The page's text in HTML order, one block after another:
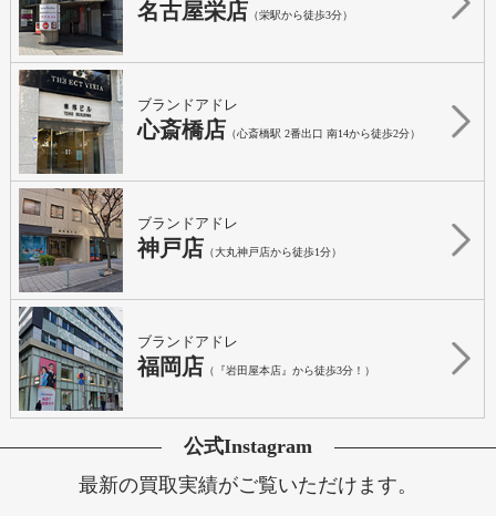
名古屋栄店 （栄駅から徒歩3分）
ブランドアドレ
心斎橋店 （心斎橋駅 2番出口 南14から徒歩2分）
ブランドアドレ
神戸店 （大丸神戸店から徒歩1分）
ブランドアドレ
福岡店 （『岩田屋本店』から徒歩3分！）
公式Instagram
最新の買取実績がご覧いただけます。